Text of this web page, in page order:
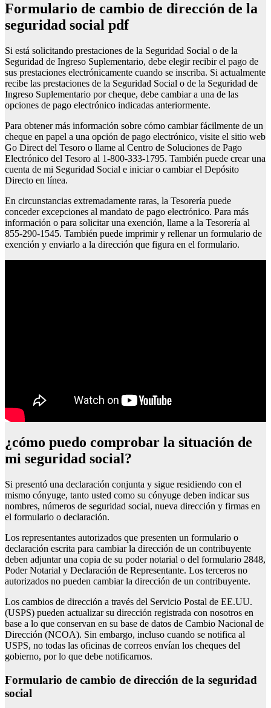
Formulario de cambio de dirección de la
seguridad social pdf
Si está solicitando prestaciones de la Seguridad Social o de la
Seguridad de Ingreso Suplementario, debe elegir recibir el pago de
sus prestaciones electrónicamente cuando se inscriba. Si actualmente
recibe las prestaciones de la Seguridad Social o de la Seguridad de
Ingreso Suplementario por cheque, debe cambiar a una de las
opciones de pago electrónico indicadas anteriormente.
Para obtener más información sobre cómo cambiar fácilmente de un
cheque en papel a una opción de pago electrónico, visite el sitio web
Go Direct del Tesoro o llame al Centro de Soluciones de Pago
Electrónico del Tesoro al 1-800-333-1795. También puede crear una
cuenta de mi Seguridad Social e iniciar o cambiar el Depósito
Directo en línea.
En circunstancias extremadamente raras, la Tesorería puede
conceder excepciones al mandato de pago electrónico. Para más
información o para solicitar una exención, llame a la Tesorería al
855-290-1545. También puede imprimir y rellenar un formulario de
exención y enviarlo a la dirección que figura en el formulario.
¿cómo puedo comprobar la situación de
mi seguridad social?
Si presentó una declaración conjunta y sigue residiendo con el
mismo cónyuge, tanto usted como su cónyuge deben indicar sus
nombres, números de seguridad social, nueva dirección y firmas en
el formulario o declaración.
Los representantes autorizados que presenten un formulario o
declaración escrita para cambiar la dirección de un contribuyente
deben adjuntar una copia de su poder notarial o del formulario 2848,
Poder Notarial y Declaración de Representante. Los terceros no
autorizados no pueden cambiar la dirección de un contribuyente.
Los cambios de dirección a través del Servicio Postal de EE.UU.
(USPS) pueden actualizar su dirección registrada con nosotros en
base a lo que conservan en su base de datos de Cambio Nacional de
Dirección (NCOA). Sin embargo, incluso cuando se notifica al
USPS, no todas las oficinas de correos envían los cheques del
gobierno, por lo que debe notificarnos.
Formulario de cambio de dirección de la seguridad
social